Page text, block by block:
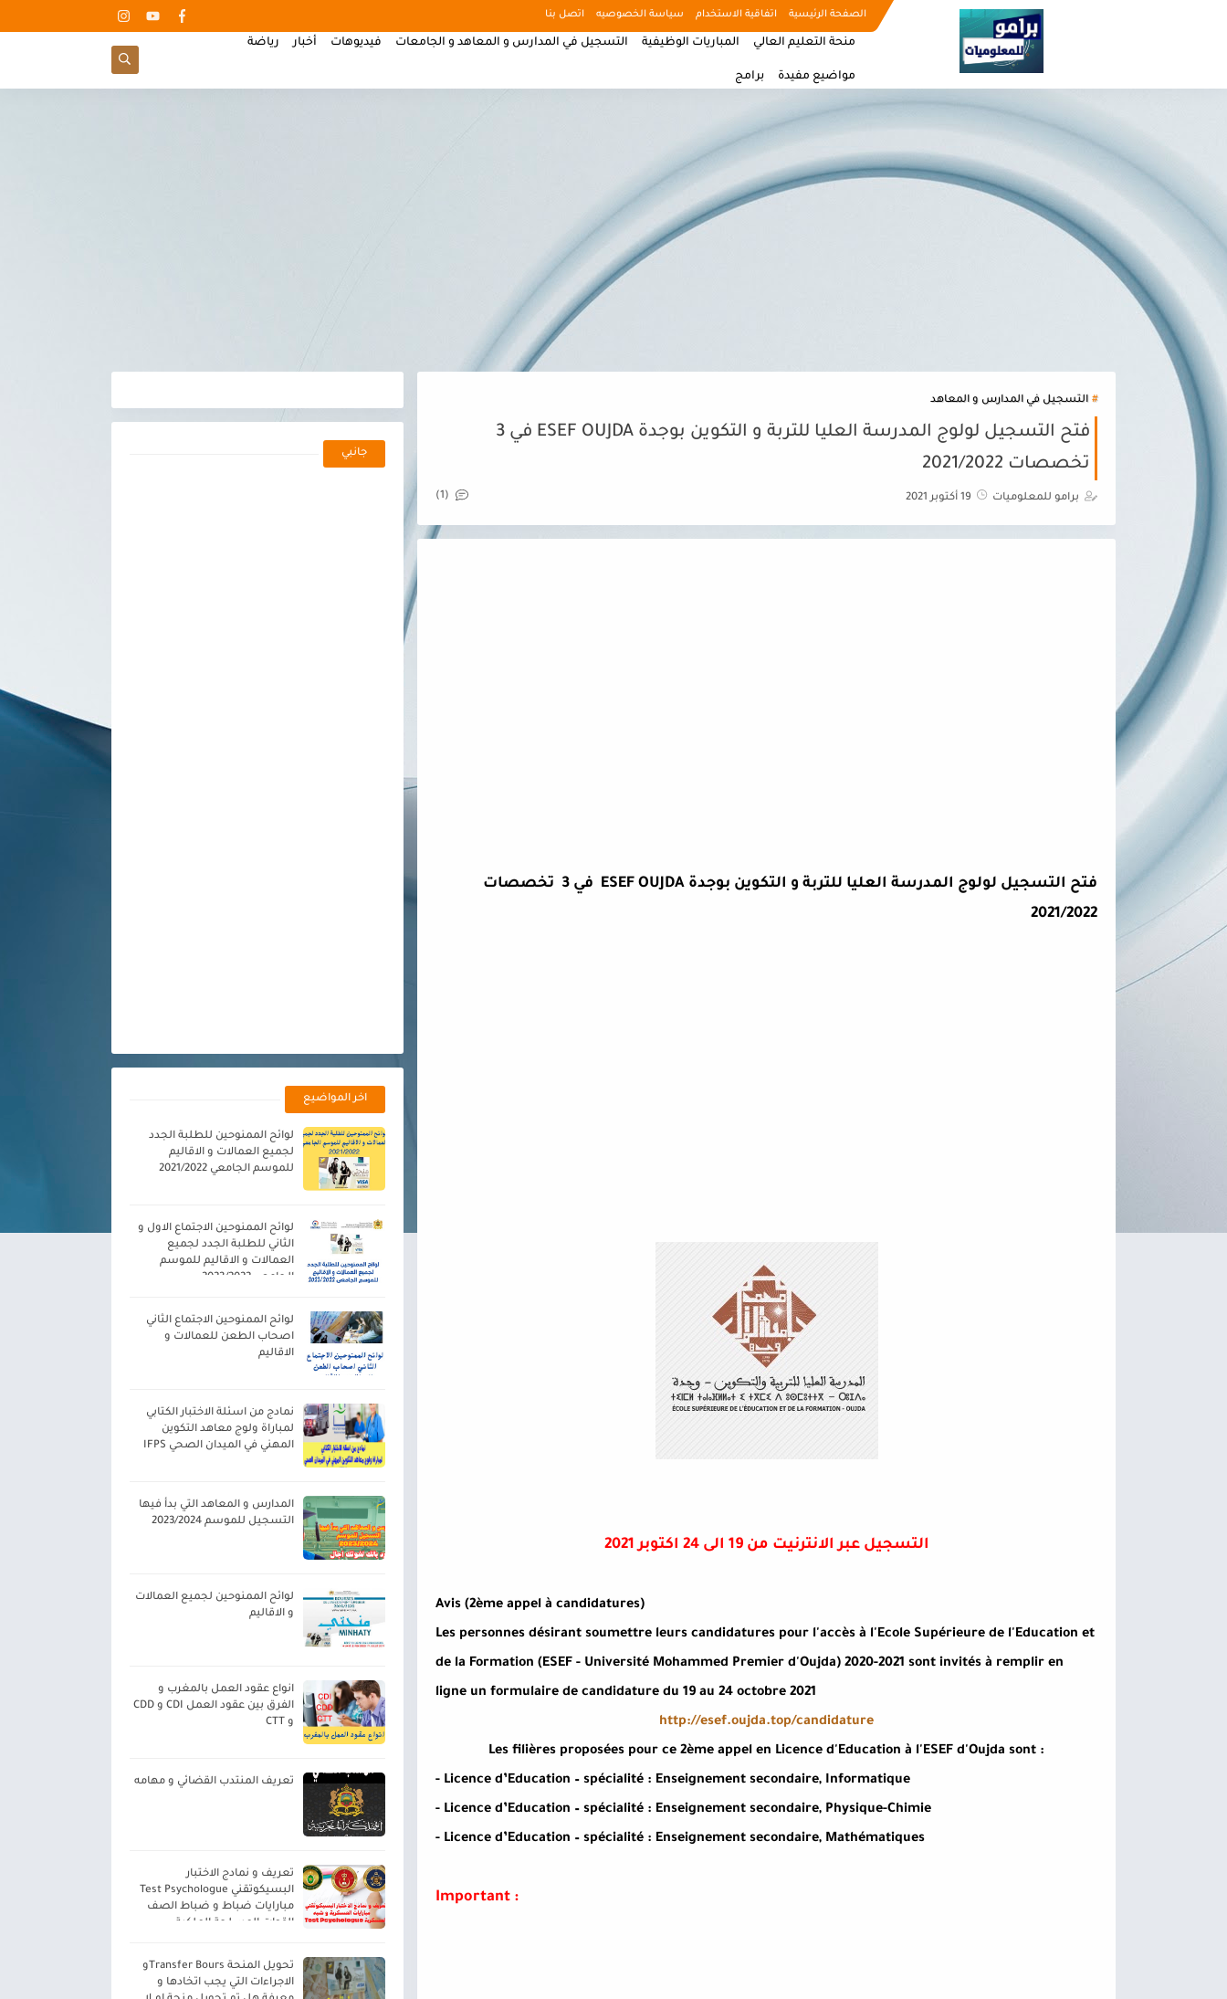
الصفحة الرئيسية اتفاقية الاستخدام سياسة الخصوصيه اتصل بنا
منحة التعليم العالي المباريات الوظيفية التسجيل في المدارس و المعاهد و الجامعات فيديوهات أخبار رياضة
مواضيع مفيدة برامج
التسجيل في المدارس و المعاهد
فتح التسجيل لولوج المدرسة العليا للتربة و التكوين بوجدة ESEF OUJDA في 3
تخصصات 2021/2022
برامو للمعلوميات 19 أكتوبر 2021 (1)
فتح التسجيل لولوج المدرسة العليا للتربة و التكوين بوجدة ESEF OUJDA في 3 تخصصات
2021/2022
التسجيل عبر الانترنيت من 19 الى 24 اكتوبر 2021
Avis (2ème appel à candidatures)
Les personnes désirant soumettre leurs candidatures pour l'accès à l'Ecole Supérieure de l'Education et
de la Formation (ESEF - Université Mohammed Premier d'Oujda) 2020-2021 sont invités à remplir en
ligne un formulaire de candidature du 19 au 24 octobre 2021
http://esef.oujda.top/candidature
Les filières proposées pour ce 2ème appel en Licence d'Education à l'ESEF d'Oujda sont :
- Licence d’Education – spécialité : Enseignement secondaire, Informatique
- Licence d’Education – spécialité : Enseignement secondaire, Physique-Chimie
- Licence d’Education – spécialité : Enseignement secondaire, Mathématiques
Important :
جانبي
اخر المواضيع
لوائح الممنوحين للطلبة الجدد
لجميع العمالات و الاقاليم
للموسم الجامعي 2021/2022
لوائح الممنوحين الاجتماع الاول و
الثاني للطلبة الجدد لجميع
العمالات و الاقاليم للموسم
الجامعي 2023/2022
لوائح الممنوحين الاجتماع الثاني
اصحاب الطعن للعمالات و
الاقاليم
نمادج من اسئلة الاختبار الكتابي
لمباراة ولوج معاهد التكوين
المهني في الميدان الصحي IFPS
المدارس و المعاهد التي بدأ فيها
التسجيل للموسم 2023/2024
لوائح الممنوحين لجميع العمالات
و الاقاليم
انواع عقود العمل بالمغرب و
الفرق بين عقود العمل CDI و CDD
و CTT
تعريف المنتدب القضائي و مهامه
تعريف و نمادج الاختبار
البسيكوتقني Test Psychologue
مبارايات ضباط و ضباط الصف
القوات المسلحة الملكية
تحويل المنحة Transfer Boursو
الاجراءات التي يجب اتخادها و